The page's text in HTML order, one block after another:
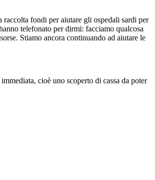
fondi per aiutare gli ospedali sardi per
telefonato per dirmi: facciamo qualcosa
Stiamo ancora continuando ad aiutare le
cioè uno scoperto di cassa da poter